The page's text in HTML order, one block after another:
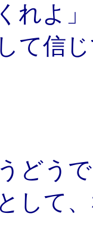
れよ」
て信
どう
して